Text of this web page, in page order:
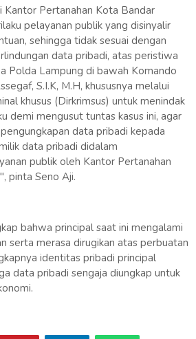
Kantor Pertanahan Kota Bandar
pelayanan publik yang disinyalir
sehingga tidak sesuai dengan
data pribadi, atas peristiwa
Polda Lampung di bawah Komando
S.I.K, M.H, khususnya melalui
khusus (Dirkrimsus) untuk menindak
demi mengusut tuntas kasus ini, agar
data pribadi kepada
data pribadi didalam
publik oleh Kantor Pertanahan
pinta Seno Aji.
bahwa principal saat ini mengalami
serta merasa dirugikan atas perbuatan
identitas pribadi principal
data pribadi sengaja diungkap untuk